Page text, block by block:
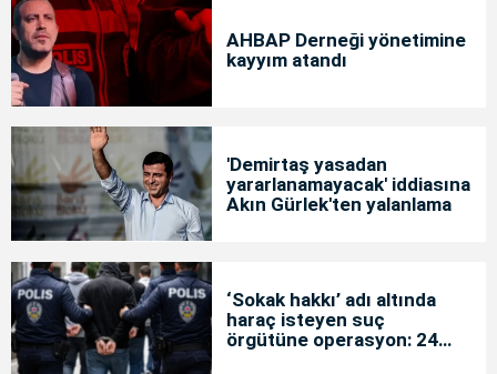
AHBAP Derneği yönetimine
kayyım atandı
'Demirtaş yasadan
yararlanamayacak' iddiasına
Akın Gürlek'ten yalanlama
‘Sokak hakkı’ adı altında
haraç isteyen suç
örgütüne operasyon: 24